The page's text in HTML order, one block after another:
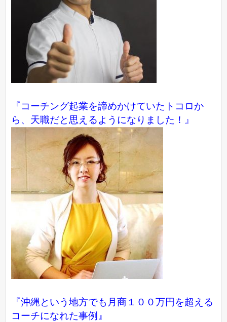
『コーチング起業を諦めかけていたトコロか
ら、天職だと思えるようになりました！』
『沖縄という地方でも月商１００万円を超える
コーチになれた事例』